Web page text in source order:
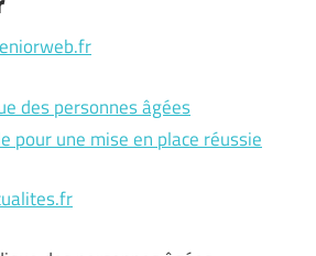
des personnes âgées
pour une mise en place réussie